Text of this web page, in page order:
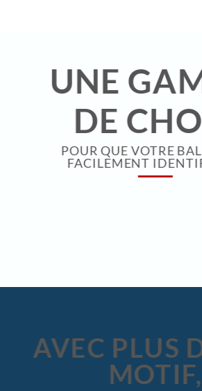
UNE
DE
POUR QUE VOTRE
FACILEMENT
AVEC PLUS
MOTIF,